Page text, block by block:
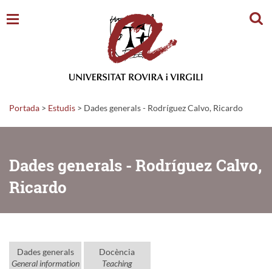
Portada > Estudis > Dades generals - Rodríguez Calvo, Ricardo
Dades generals - Rodríguez Calvo,
Ricardo
Dades generals
General information
Docència
Teaching